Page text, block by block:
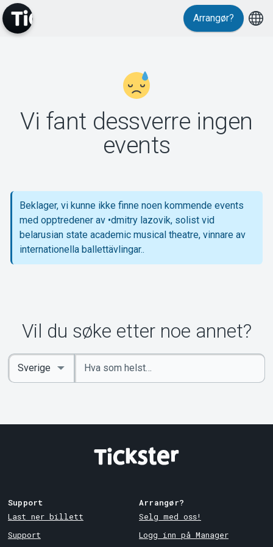
Support
Om Tickster
Arrangør?
Vi fant dessverre ingen
events
Beklager, vi kunne ikke finne noen kommende events
med opptredener av •dmitry lazovik, solist vid
belarusian state academic musical theatre, vinnare av
internationella ballettävlingar..
Vil du søke etter noe annet?
Angi
nøkkelord
Select
Country
Support
Last ner billett
Support
Arrangør?
Selg med oss!
Logg inn på Manager